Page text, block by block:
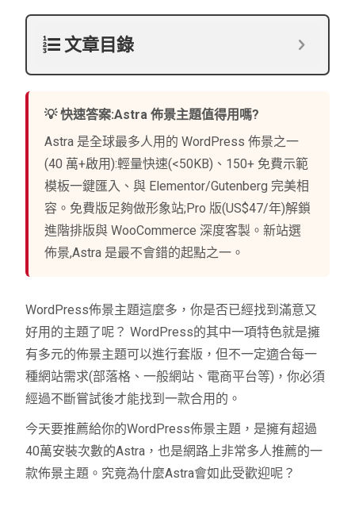
文章目錄
💡 快速答案:Astra 佈景主題值得用嗎?
Astra 是全球最多人用的 WordPress 佈景之一
(40 萬+啟用):輕量快速(<50KB)、150+ 免費示範
模板一鍵匯入、與 Elementor/Gutenberg 完美相
容。免費版足夠做形象站;Pro 版(US$47/年)解鎖
進階排版與 WooCommerce 深度客製。新站選
佈景,Astra 是最不會錯的起點之一。
WordPress佈景主題這麼多，你是否已經找到滿意又
好用的主題了呢？ WordPress的其中一項特色就是擁
有多元的佈景主題可以進行套版，但不一定適合每一
種網站需求(部落格、一般網站、電商平台等)，你必須
經過不斷嘗試後才能找到一款合用的。
今天要推薦給你的WordPress佈景主題，是擁有超過
40萬安裝次數的Astra，也是網路上非常多人推薦的一
款佈景主題。究竟為什麼Astra會如此受歡迎呢？